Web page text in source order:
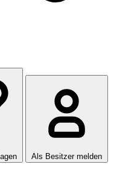
Als Besitzer melden